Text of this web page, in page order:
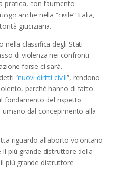
pratica, con l’aumento
anche nella “civile” Italia,
giudiziaria.
nella classifica degli Stati
di violenza nei confronti
forse ci sarà.
“nuovi diritti civili”, rendono
perché hanno di fatto
fondamento del rispetto
dal concepimento alla
riguardo all’aborto volontario
il più grande distruttore della
più grande distruttore